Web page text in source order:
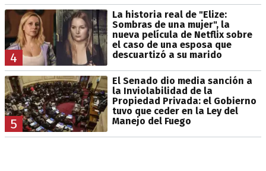
4
La historia real de "Elize:
Sombras de una mujer", la
nueva película de Netflix sobre
el caso de una esposa que
descuartizó a su marido
5
El Senado dio media sanción a
la Inviolabilidad de la
Propiedad Privada: el Gobierno
tuvo que ceder en la Ley del
Manejo del Fuego